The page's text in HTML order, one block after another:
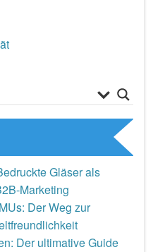
Gläser als
Marketing
Der Weg zur
Der ultimative Guide